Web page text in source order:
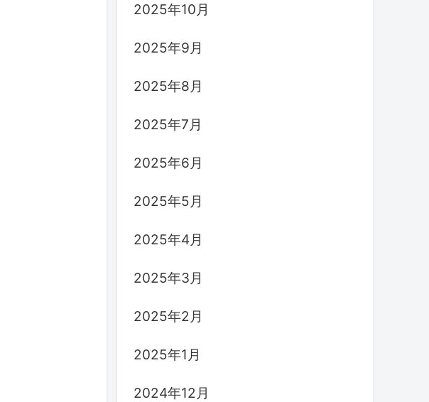
2025年10月
2025年9月
2025年8月
2025年7月
2025年6月
2025年5月
2025年4月
2025年3月
2025年2月
2025年1月
2024年12月